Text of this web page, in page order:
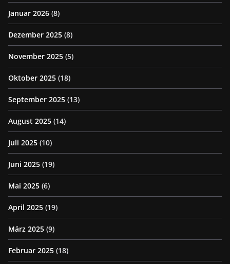
Januar 2026 (8)
Dezember 2025 (8)
November 2025 (5)
Oktober 2025 (18)
September 2025 (13)
August 2025 (14)
Juli 2025 (10)
Juni 2025 (19)
Mai 2025 (6)
April 2025 (19)
März 2025 (9)
Februar 2025 (18)